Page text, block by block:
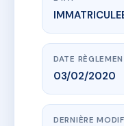
che de la vierge
DATE
03/02/2020
DERNIÈRE